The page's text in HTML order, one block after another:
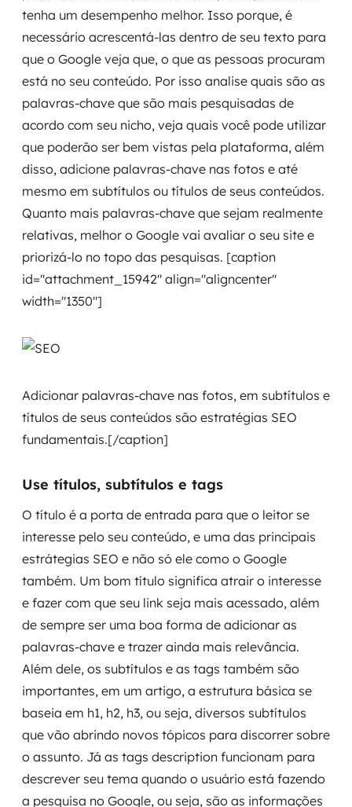
tenha um desempenho melhor. Isso porque, é
necessário acrescentá-las dentro de seu texto para
que o Google veja que, o que as pessoas procuram
está no seu conteúdo. Por isso analise quais são as
palavras-chave que são mais pesquisadas de
acordo com seu nicho, veja quais você pode utilizar
que poderão ser bem vistas pela plataforma, além
disso, adicione palavras-chave nas fotos e até
mesmo em subtítulos ou títulos de seus conteúdos.
Quanto mais palavras-chave que sejam realmente
relativas, melhor o Google vai avaliar o seu site e
priorizá-lo no topo das pesquisas. [caption
id="attachment_15942" align="aligncenter"
width="1350"]
Adicionar palavras-chave nas fotos, em subtítulos e
títulos de seus conteúdos são estratégias SEO
fundamentais.[/caption]
Use títulos, subtítulos e tags
O título é a porta de entrada para que o leitor se
interesse pelo seu conteúdo, e uma das principais
estrátegias SEO e não só ele como o Google
também. Um bom título significa atrair o interesse
e fazer com que seu link seja mais acessado, além
de sempre ser uma boa forma de adicionar as
palavras-chave e trazer ainda mais relevância.
Além dele, os subtítulos e as tags também são
importantes, em um artigo, a estrutura básica se
baseia em h1, h2, h3, ou seja, diversos subtítulos
que vão abrindo novos tópicos para discorrer sobre
o assunto. Já as tags description funcionam para
descrever seu tema quando o usuário está fazendo
a pesquisa no Google, ou seja, são as informações